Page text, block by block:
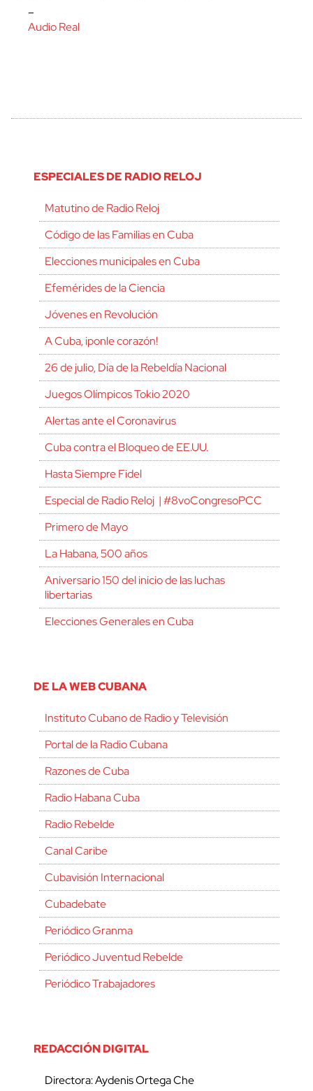
–
Audio Real
ESPECIALES DE RADIO RELOJ
Matutino de Radio Reloj
Código de las Familias en Cuba
Elecciones municipales en Cuba
Efemérides de la Ciencia
Jóvenes en Revolución
A Cuba, ¡ponle corazón!
26 de julio, Día de la Rebeldía Nacional
Juegos Olímpicos Tokio 2020
Alertas ante el Coronavirus
Cuba contra el Bloqueo de EE.UU.
Hasta Siempre Fidel
Especial de Radio Reloj | #8voCongresoPCC
Primero de Mayo
La Habana, 500 años
Aniversario 150 del inicio de las luchas
libertarias
Elecciones Generales en Cuba
DE LA WEB CUBANA
Instituto Cubano de Radio y Televisión
Portal de la Radio Cubana
Razones de Cuba
Radio Habana Cuba
Radio Rebelde
Canal Caribe
Cubavisión Internacional
Cubadebate
Periódico Granma
Periódico Juventud Rebelde
Periódico Trabajadores
REDACCIÓN DIGITAL
Directora: Aydenis Ortega Che